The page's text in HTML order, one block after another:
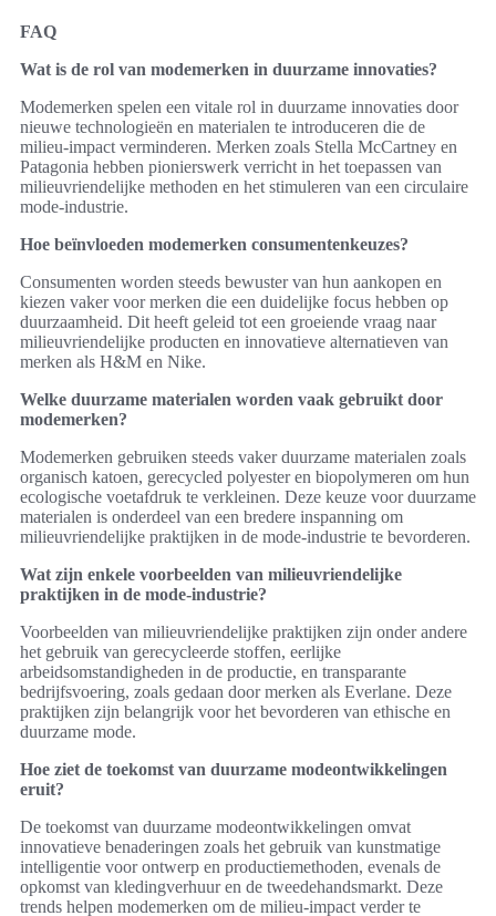
FAQ
Wat is de rol van modemerken in duurzame innovaties?
Modemerken spelen een vitale rol in duurzame innovaties door
nieuwe technologieën en materialen te introduceren die de
milieu-impact verminderen. Merken zoals Stella McCartney en
Patagonia hebben pionierswerk verricht in het toepassen van
milieuvriendelijke methoden en het stimuleren van een circulaire
mode-industrie.
Hoe beïnvloeden modemerken consumentenkeuzes?
Consumenten worden steeds bewuster van hun aankopen en
kiezen vaker voor merken die een duidelijke focus hebben op
duurzaamheid. Dit heeft geleid tot een groeiende vraag naar
milieuvriendelijke producten en innovatieve alternatieven van
merken als H&M en Nike.
Welke duurzame materialen worden vaak gebruikt door
modemerken?
Modemerken gebruiken steeds vaker duurzame materialen zoals
organisch katoen, gerecycled polyester en biopolymeren om hun
ecologische voetafdruk te verkleinen. Deze keuze voor duurzame
materialen is onderdeel van een bredere inspanning om
milieuvriendelijke praktijken in de mode-industrie te bevorderen.
Wat zijn enkele voorbeelden van milieuvriendelijke
praktijken in de mode-industrie?
Voorbeelden van milieuvriendelijke praktijken zijn onder andere
het gebruik van gerecycleerde stoffen, eerlijke
arbeidsomstandigheden in de productie, en transparante
bedrijfsvoering, zoals gedaan door merken als Everlane. Deze
praktijken zijn belangrijk voor het bevorderen van ethische en
duurzame mode.
Hoe ziet de toekomst van duurzame modeontwikkelingen
eruit?
De toekomst van duurzame modeontwikkelingen omvat
innovatieve benaderingen zoals het gebruik van kunstmatige
intelligentie voor ontwerp en productiemethoden, evenals de
opkomst van kledingverhuur en de tweedehandsmarkt. Deze
trends helpen modemerken om de milieu-impact verder te